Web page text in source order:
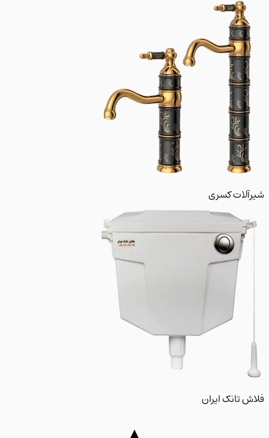
کسری
تانک ایران